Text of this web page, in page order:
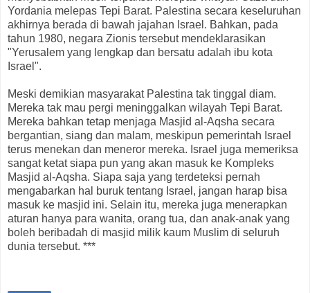
Yordania melepas Tepi Barat. Palestina secara keseluruhan
akhirnya berada di bawah jajahan Israel. Bahkan, pada
tahun 1980, negara Zionis tersebut mendeklarasikan
"Yerusalem yang lengkap dan bersatu adalah ibu kota
Israel".
Meski demikian masyarakat Palestina tak tinggal diam.
Mereka tak mau pergi meninggalkan wilayah Tepi Barat.
Mereka bahkan tetap menjaga Masjid al-Aqsha secara
bergantian, siang dan malam, meskipun pemerintah Israel
terus menekan dan meneror mereka. Israel juga memeriksa
sangat ketat siapa pun yang akan masuk ke Kompleks
Masjid al-Aqsha. Siapa saja yang terdeteksi pernah
mengabarkan hal buruk tentang Israel, jangan harap bisa
masuk ke masjid ini. Selain itu, mereka juga menerapkan
aturan hanya para wanita, orang tua, dan anak-anak yang
boleh beribadah di masjid milik kaum Muslim di seluruh
dunia tersebut. ***